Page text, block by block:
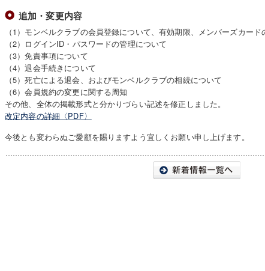
追加・変更内容
（1）モンベルクラブの会員登録について、有効期限、メンバーズカー
（2）ログインID・パスワードの管理について
（3）免責事項について
（4）退会手続きについて
（5）死亡による退会、およびモンベルクラブの相続について
（6）会員規約の変更に関する周知
その他、全体の掲載形式と分かりづらい記述を修正しました。
改定内容の詳細〈PDF〉
今後とも変わらぬご愛顧を賜りますよう宜しくお願い申し上げます。